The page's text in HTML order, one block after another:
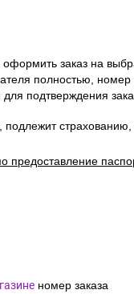
заказ на
полностью, номер
подтверждения
предоставление
номер заказа